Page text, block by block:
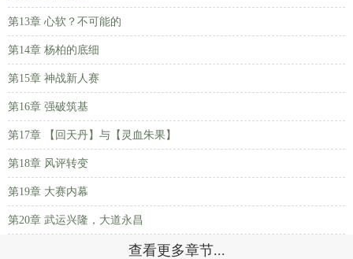
第13章 心软？不可能的
第14章 杨柏的底细
第15章 神战新人赛
第16章 强破筑基
第17章 【回天丹】与【灵血朱果】
第18章 风评转变
第19章 大赛内幕
第20章 武运兴隆，大道永昌
查看更多章节...